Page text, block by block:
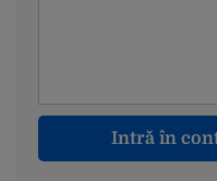
Intră în